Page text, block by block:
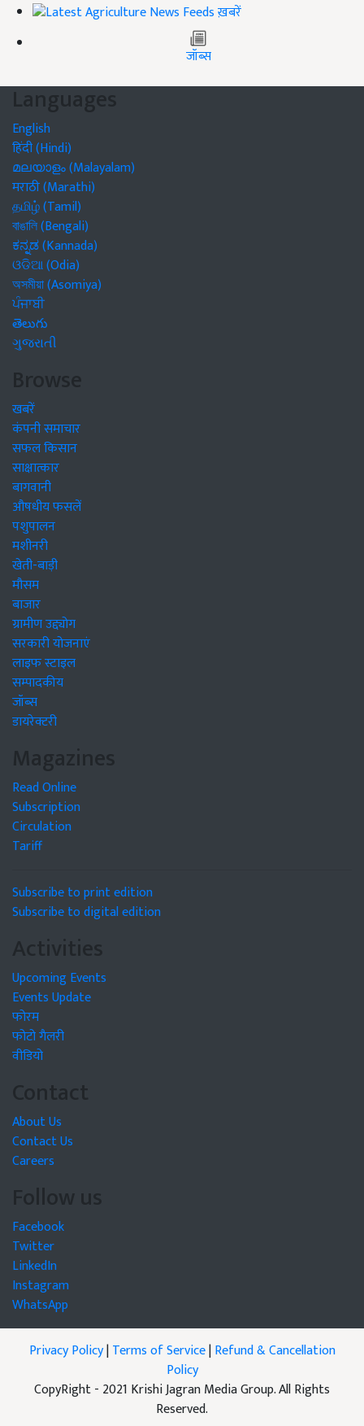
ख़बरें
जॉब्स
Languages
English
हिंदी (Hindi)
മലയാളം (Malayalam)
मराठी (Marathi)
தமிழ் (Tamil)
বাঙালি (Bengali)
ಕನ್ನಡ (Kannada)
ଓଡିଆ (Odia)
অসমীয়া (Asomiya)
ਪੰਜਾਬੀ
తెలుగు
ગુજરાતી
Browse
खबरें
कंपनी समाचार
सफल किसान
साक्षात्कार
बागवानी
औषधीय फसलें
पशुपालन
मशीनरी
खेती-बाड़ी
मौसम
बाजार
ग्रामीण उद्द्योग
सरकारी योजनाएं
लाइफ स्टाइल
सम्पादकीय
जॉब्स
डायरेक्टरी
Magazines
Read Online
Subscription
Circulation
Tariff
Subscribe to print edition
Subscribe to digital edition
Activities
Upcoming Events
Events Update
फोरम
फोटो गैलरी
वीडियो
Contact
About Us
Contact Us
Careers
Follow us
Facebook
Twitter
LinkedIn
Instagram
WhatsApp
Privacy Policy|Terms of Service|Refund & Cancellation
Policy
CopyRight - 2021 Krishi Jagran Media Group. All Rights
Reserved.